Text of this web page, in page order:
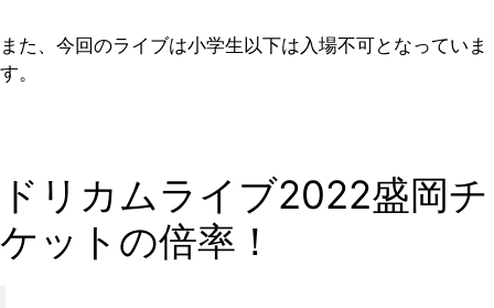
また、今回のライブは小学生以下は入場不可となっていま
す。
ドリカムライブ2022盛岡チ
ケットの倍率！